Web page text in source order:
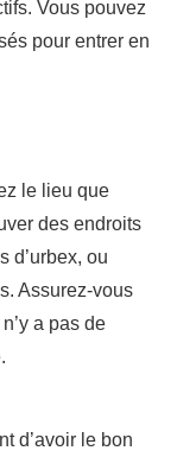
Vous pouvez
pour entrer en
le lieu que
des endroits
d’urbex, ou
Assurez-vous
a pas de
d’avoir le bon